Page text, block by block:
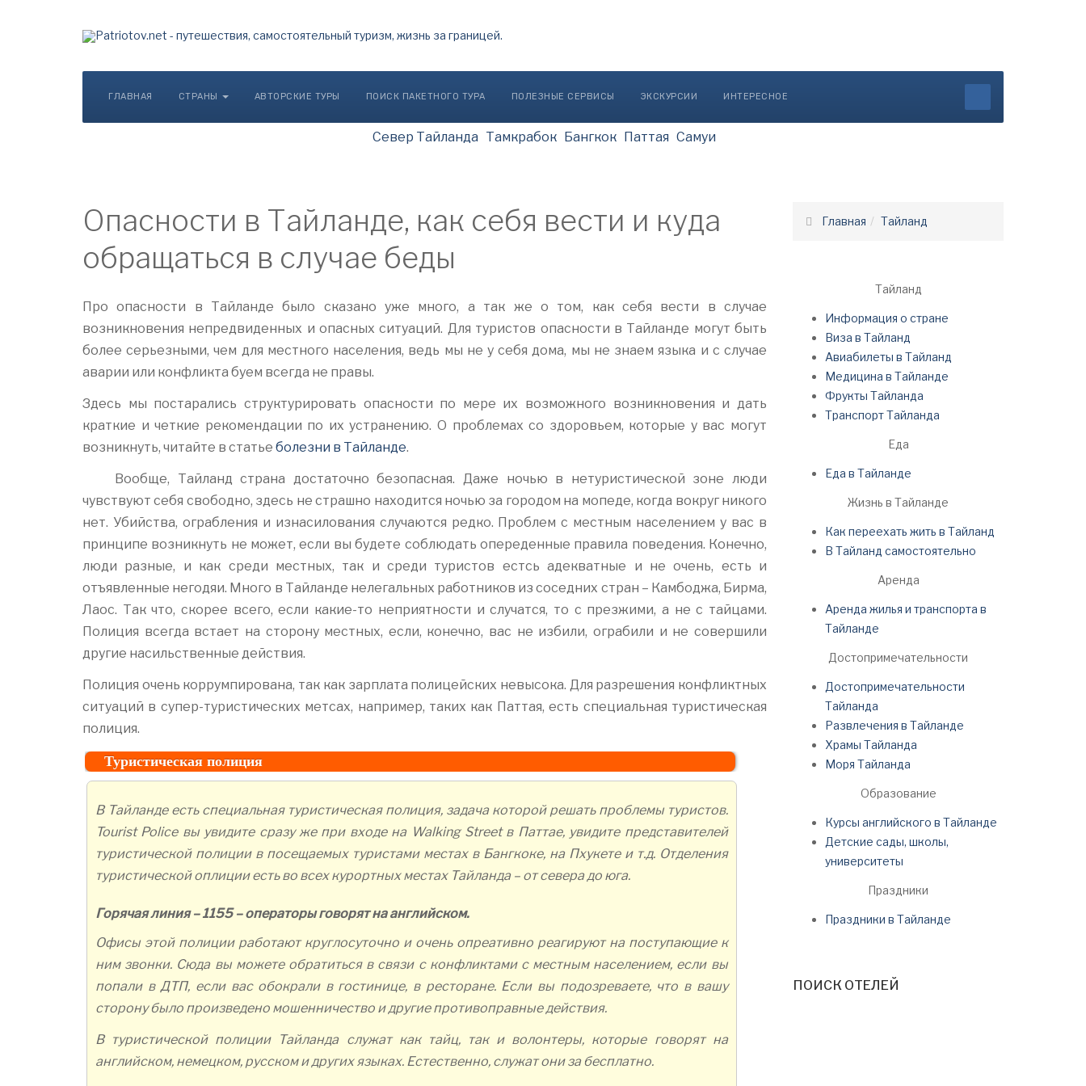
ГЛАВНАЯ СТРАНЫ АВТОРСКИЕ ТУРЫ ПОИСК ПАКЕТНОГО ТУРА ПОЛЕЗНЫЕ СЕРВИСЫ ЭКСКУРСИИ ИНТЕРЕСНОЕ
Север Тайланда Тамкрабок Бангкок Паттая Самуи
Опасности в Тайланде, как себя вести и куда
обращаться в случае беды
Про опасности в Тайланде было сказано уже много, а так же о том, как себя вести в случае
возникновения непредвиденных и опасных ситуаций. Для туристов опасности в Тайланде могут быть
более серьезными, чем для местного населения, ведь мы не у себя дома, мы не знаем языка и с случае
аварии или конфликта буем всегда не правы.
Здесь мы постарались структурировать опасности по мере их возможного возникновения и дать
краткие и четкие рекомендации по их устранению. О проблемах со здоровьем, которые у вас могут
возникнуть, читайте в статье болезни в Тайланде.
Вообще, Тайланд страна достаточно безопасная. Даже ночью в нетуристической зоне люди
чувствуют себя свободно, здесь не страшно находится ночью за городом на мопеде, когда вокруг никого
нет. Убийства, ограбления и изнасилования случаются редко. Проблем с местным населением у вас в
принципе возникнуть не может, если вы будете соблюдать опереденные правила поведения. Конечно,
люди разные, и как среди местных, так и среди туристов естсь адекватные и не очень, есть и
отъявленные негодяи. Много в Тайланде нелегальных работников из соседних стран – Камбоджа, Бирма,
Лаос. Так что, скорее всего, если какие-то неприятности и случатся, то с презжими, а не с тайцами.
Полиция всегда встает на сторону местных, если, конечно, вас не избили, ограбили и не совершили
другие насильственные действия.
Полиция очень коррумпирована, так как зарплата полицейских невысока. Для разрешения конфликтных
ситуаций в супер-туристических метсах, например, таких как Паттая, есть специальная туристическая
полиция.
Туристическая полиция
В Тайланде есть специальная туристическая полиция, задача которой решать проблемы туристов.
Tourist Police вы увидите сразу же при входе на Walking Street в Паттае, увидите представителей
туристической полиции в посещаемых туристами местах в Бангкоке, на Пхукете и т.д. Отделения
туристической оплиции есть во всех курортных местах Тайланда – от севера до юга.
Горячая линия – 1155 – операторы говорят на английском.
Офисы этой полиции работают круглосуточно и очень опреативно реагируют на поступающие к
ним звонки. Сюда вы можете обратиться в связи с конфликтами с местным населением, если вы
попали в ДТП, если вас обокрали в гостинице, в ресторане. Если вы подозреваете, что в вашу
сторону было произведено мошенничество и другие противоправные действия.
В туристической полиции Тайланда служат как тайц, так и волонтеры, которые говорят на
английском, немецком, русском и других языках. Естественно, служат они за бесплатно.
Главная Тайланд
Тайланд
Информация о стране
Виза в Тайланд
Авиабилеты в Тайланд
Медицина в Тайланде
Фрукты Тайланда
Транспорт Тайланда
Еда
Еда в Тайланде
Жизнь в Тайланде
Как переехать жить в Тайланд
В Тайланд самостоятельно
Аренда
Аренда жилья и транспорта в
Тайланде
Достопримечательности
Достопримечательности
Тайланда
Развлечения в Тайланде
Храмы Тайланда
Моря Тайланда
Образование
Курсы английского в Тайланде
Детские сады, школы,
университеты
Праздники
Праздники в Тайланде
ПОИСК ОТЕЛЕЙ